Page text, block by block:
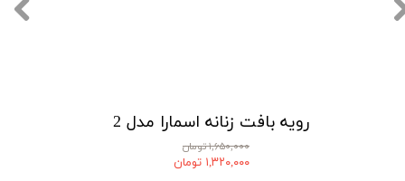
رویه بافت زنانه اسمارا مدل 2
۱,۶۵۰,۰۰۰ تومان
۱,۳۲۰,۰۰۰ تومان